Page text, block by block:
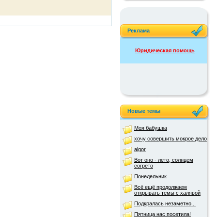
Реклама
Юридическая помощь
Новые темы
Моя бабушка
хочу совершить мокрое дело
algor
Вот оно - лето, солнцем
согрето
Понедельник
Всё ещё продолжаем
открывать темы с халявой
Подкралась незаметно...
Пятница нас посетила!